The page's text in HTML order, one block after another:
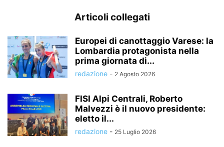
Articoli collegati
Europei di canottaggio Varese: la
Lombardia protagonista nella
prima giornata di...
redazione - 2 Agosto 2026
FISI Alpi Centrali, Roberto
Malvezzi è il nuovo presidente:
eletto il...
redazione - 25 Luglio 2026